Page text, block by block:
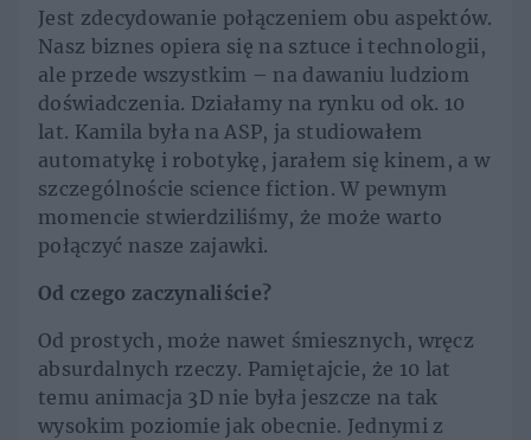
Jest zdecydowanie połączeniem obu aspektów.
Nasz biznes opiera się na sztuce i technologii,
ale przede wszystkim – na dawaniu ludziom
doświadczenia. Działamy na rynku od ok. 10
lat. Kamila była na ASP, ja studiowałem
automatykę i robotykę, jarałem się kinem, a w
szczególnoście science fiction. W pewnym
momencie stwierdziliśmy, że może warto
połączyć nasze zajawki.
Od czego zaczynaliście?
Od prostych, może nawet śmiesznych, wręcz
absurdalnych rzeczy. Pamiętajcie, że 10 lat
temu animacja 3D nie była jeszcze na tak
wysokim poziomie jak obecnie. Jednymi z